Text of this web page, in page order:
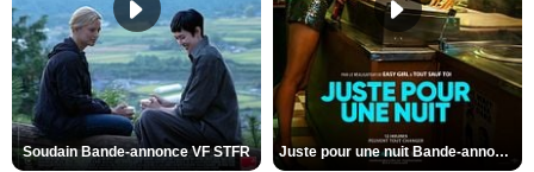
Soudain Bande-annonce VF STFR Juste pour une nuit Bande-annonce VO STFR